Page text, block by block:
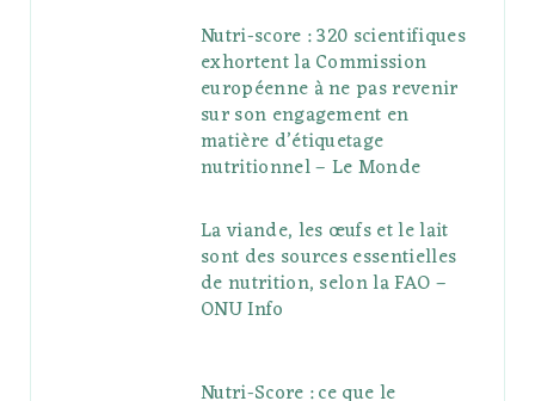
Nutri-score : 320 scientifiques
exhortent la Commission
européenne à ne pas revenir
sur son engagement en
matière d’étiquetage
nutritionnel – Le Monde
La viande, les œufs et le lait
sont des sources essentielles
de nutrition, selon la FAO –
ONU Info